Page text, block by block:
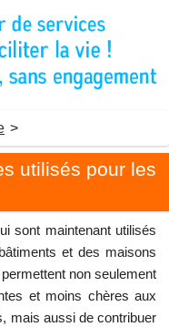
>
utilisés pour les
sont maintenant utilisés
et des maisons
non seulement
et moins chères aux
mais aussi de contribuer